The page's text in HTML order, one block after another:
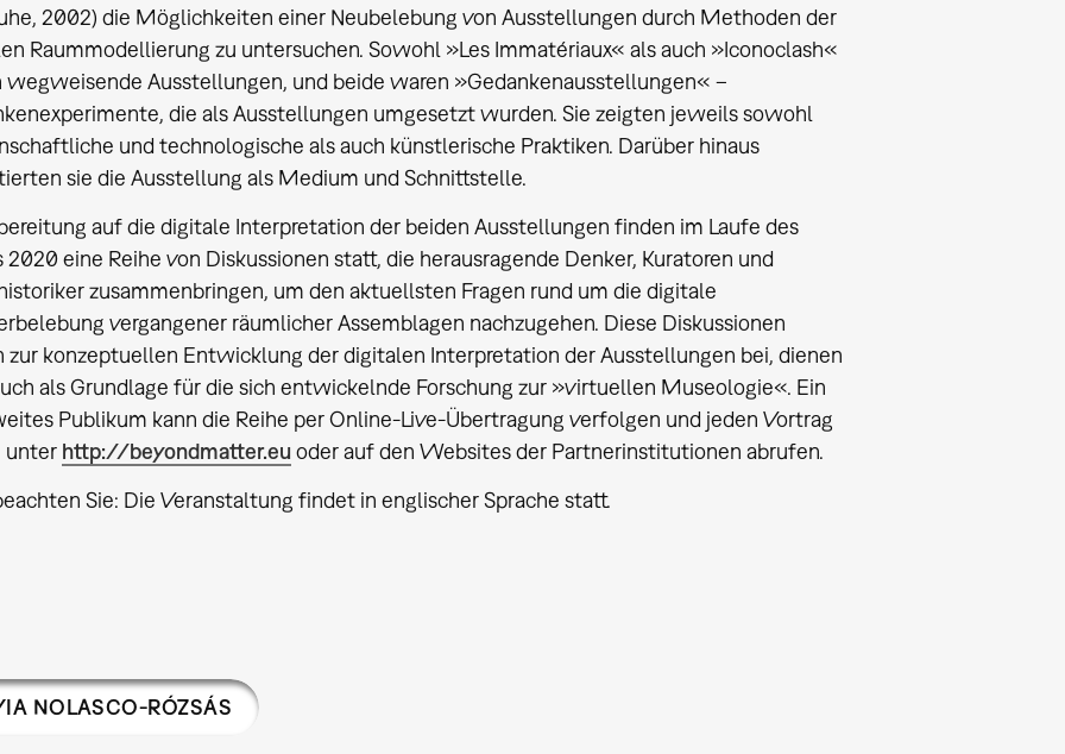
2002) die Möglichkeiten einer Neubelebung von Ausstellungen durch Methoden der
Raummodellierung zu untersuchen. Sowohl »Les Immatériaux« als auch »Iconoclash«
wegweisende Ausstellungen, und beide waren »Gedankenausstellungen« –
die als Ausstellungen umgesetzt wurden. Sie zeigten jeweils sowohl
und technologische als auch künstlerische Praktiken. Darüber hinaus
sie die Ausstellung als Medium und Schnittstelle.
auf die digitale Interpretation der beiden Ausstellungen finden im Laufe des
2020 eine Reihe von Diskussionen statt, die herausragende Denker, Kuratoren und
zusammenbringen, um den aktuellsten Fragen rund um die digitale
vergangener räumlicher Assemblagen nachzugehen. Diese Diskussionen
zur konzeptuellen Entwicklung der digitalen Interpretation der Ausstellungen bei, dienen
als Grundlage für die sich entwickelnde Forschung zur »virtuellen Museologie«. Ein
Publikum kann die Reihe per Online-Live-Übertragung verfolgen und jeden Vortrag
unter http://beyondmatter.euoder auf den Websites der Partnerinstitutionen abrufen.
Sie: Die Veranstaltung findet in englischer Sprache statt.
NOLASCO-RÓZSÁS